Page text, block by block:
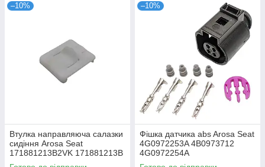
–10%
Втулка направляюча салазки
сидіння Arosa Seat
171881213B2VK 171881213B
–10%
Фішка датчика abs Arosa Seat
4G0972253A 4B0973712
4G0972254A